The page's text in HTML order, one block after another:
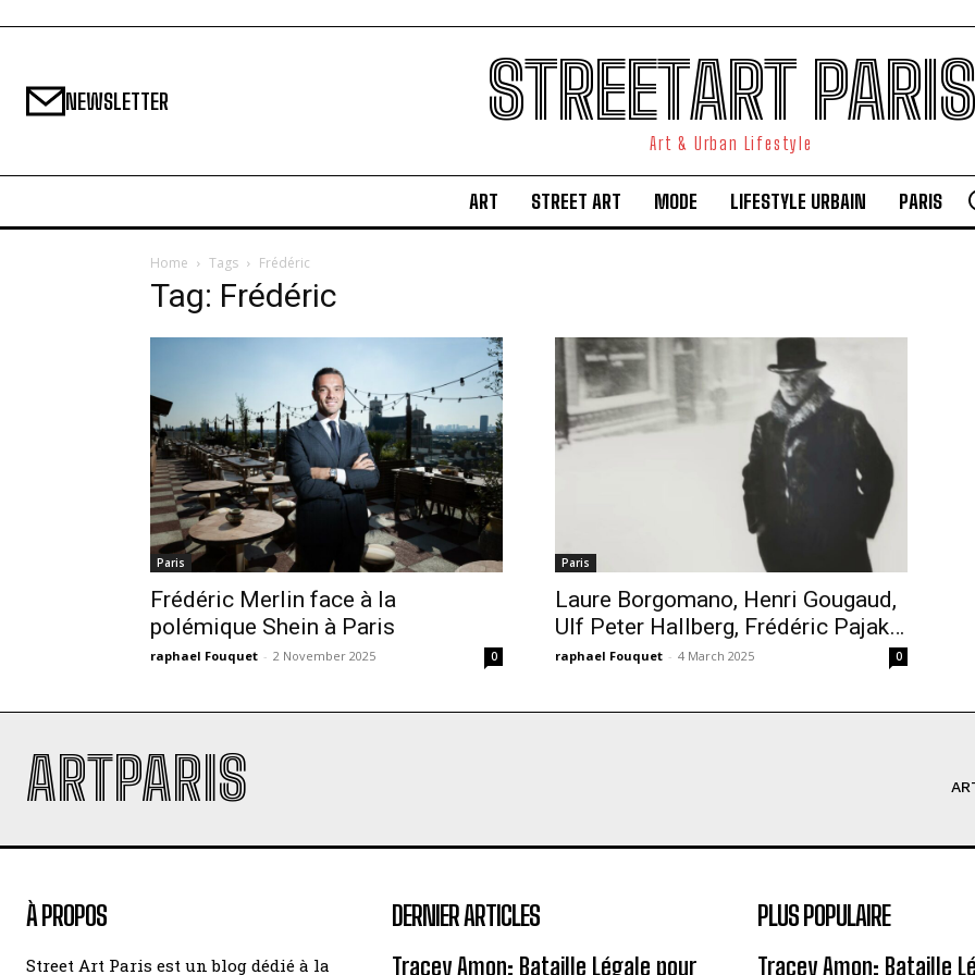
NEWSLETTER STREETART PARIS
Art & Urban Lifestyle
ART STREET ART MODE LIFESTYLE URBAIN PARIS
Home Tags Frédéric
Tag: Frédéric
Paris
Frédéric Merlin face à la
polémique Shein à Paris
raphael Fouquet - 2 November 2025 0
Paris
Laure Borgomano, Henri Gougaud,
Ulf Peter Hallberg, Frédéric Pajak…
raphael Fouquet - 4 March 2025 0
ARTPARIS
À PROPOS
Street Art Paris est un blog dédié à la
DERNIER ARTICLES
Tracey Amon: Bataille Légale pour
PLUS POPULAIRE
Tracey Amon: Bataille